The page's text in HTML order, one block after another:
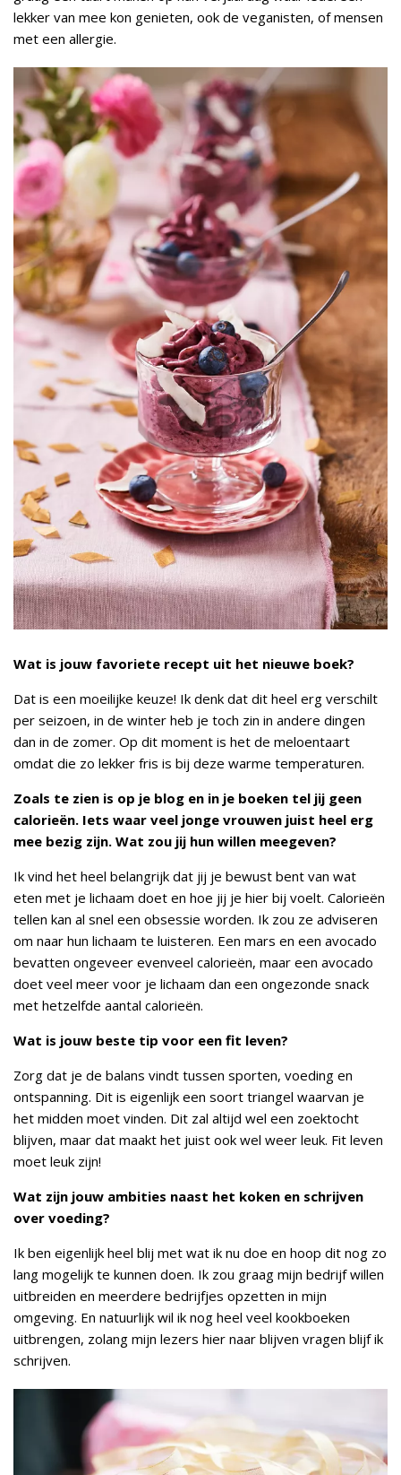
lekker van mee kon genieten, ook de veganisten, of mensen
met een allergie.
Wat is jouw favoriete recept uit het nieuwe boek?
Dat is een moeilijke keuze! Ik denk dat dit heel erg verschilt
per seizoen, in de winter heb je toch zin in andere dingen
dan in de zomer. Op dit moment is het de meloentaart
omdat die zo lekker fris is bij deze warme temperaturen.
Zoals te zien is op je blog en in je boeken tel jij geen
calorieën. Iets waar veel jonge vrouwen juist heel erg
mee bezig zijn. Wat zou jij hun willen meegeven?
Ik vind het heel belangrijk dat jij je bewust bent van wat
eten met je lichaam doet en hoe jij je hier bij voelt. Calorieën
tellen kan al snel een obsessie worden. Ik zou ze adviseren
om naar hun lichaam te luisteren. Een mars en een avocado
bevatten ongeveer evenveel calorieën, maar een avocado
doet veel meer voor je lichaam dan een ongezonde snack
met hetzelfde aantal calorieën.
Wat is jouw beste tip voor een fit leven?
Zorg dat je de balans vindt tussen sporten, voeding en
ontspanning. Dit is eigenlijk een soort triangel waarvan je
het midden moet vinden. Dit zal altijd wel een zoektocht
blijven, maar dat maakt het juist ook wel weer leuk. Fit leven
moet leuk zijn!
Wat zijn jouw ambities naast het koken en schrijven
over voeding?
Ik ben eigenlijk heel blij met wat ik nu doe en hoop dit nog zo
lang mogelijk te kunnen doen. Ik zou graag mijn bedrijf willen
uitbreiden en meerdere bedrijfjes opzetten in mijn
omgeving. En natuurlijk wil ik nog heel veel kookboeken
uitbrengen, zolang mijn lezers hier naar blijven vragen blijf ik
schrijven.